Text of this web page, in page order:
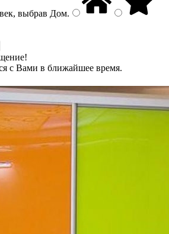
выбрав Дом.
с Вами в ближайшее время.